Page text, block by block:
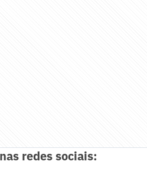
redes sociais: